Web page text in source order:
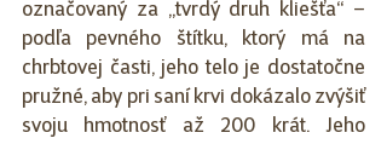
označovaný za „tvrdý druh kliešťa“ –
podľa pevného štítku, ktorý má na
chrbtovej časti, jeho telo je dostatočne
pružné, aby pri saní krvi dokázalo zvýšiť
svoju hmotnosť až 200 krát. Jeho